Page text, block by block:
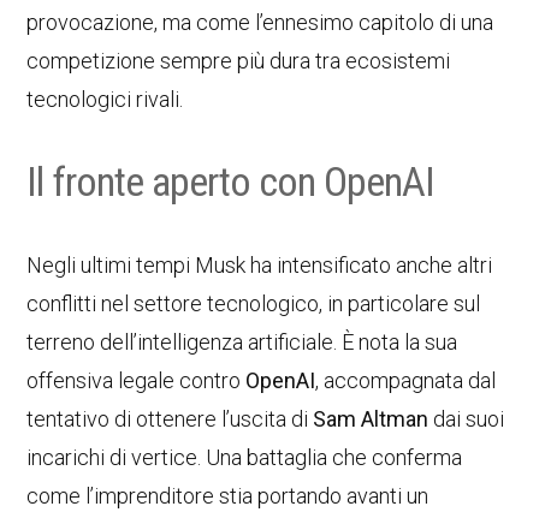
provocazione, ma come l’ennesimo capitolo di una
competizione sempre più dura tra ecosistemi
tecnologici rivali.
Il fronte aperto con OpenAI
Negli ultimi tempi Musk ha intensificato anche altri
conflitti nel settore tecnologico, in particolare sul
terreno dell’intelligenza artificiale. È nota la sua
offensiva legale contro OpenAI, accompagnata dal
tentativo di ottenere l’uscita di Sam Altman dai suoi
incarichi di vertice. Una battaglia che conferma
come l’imprenditore stia portando avanti un